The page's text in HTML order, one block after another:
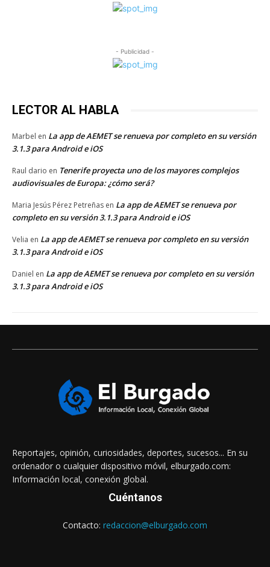
- Publicidad -
LECTOR AL HABLA
Marbel en La app de AEMET se renueva por completo en su versión
3.1.3 para Android e iOS
Raul dario en Tenerife proyecta uno de los mayores complejos
audiovisuales de Europa: ¿cómo será?
Maria Jesús Pérez Petreñas en La app de AEMET se renueva por
completo en su versión 3.1.3 para Android e iOS
Velia en La app de AEMET se renueva por completo en su versión
3.1.3 para Android e iOS
Daniel en La app de AEMET se renueva por completo en su versión
3.1.3 para Android e iOS
Reportajes, opinión, curiosidades, deportes, sucesos... En su
ordenador o cualquier dispositivo móvil, elburgado.com:
Información local, conexión global.
Cuéntanos
Contacto: redaccion@elburgado.com